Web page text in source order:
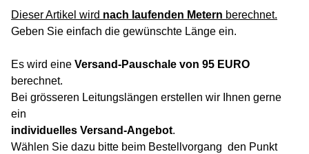
Dieser Artikel wird nach laufenden Metern berechnet.
Geben Sie einfach die gewünschte Länge ein.
Es wird eine Versand-Pauschale von 95 EURO
berechnet.
Bei grösseren Leitungslängen erstellen wir Ihnen gerne
ein
individuelles Versand-Angebot.
Wählen Sie dazu bitte beim Bestellvorgang den Punkt